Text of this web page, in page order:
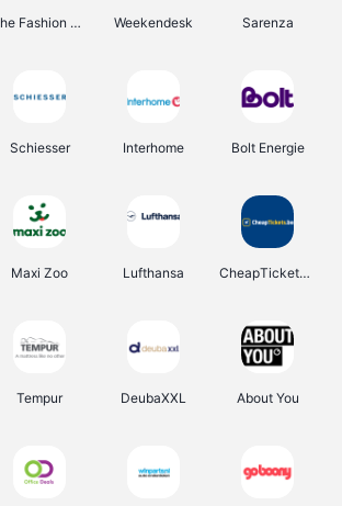
The Fashion Store Weekendesk Sarenza
Schiesser Interhome Bolt Energie
Maxi Zoo Lufthansa CheapTickets.be
Tempur DeubaXXL About You